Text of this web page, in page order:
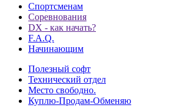
Спортсменам
Соревнования
DX - как начать?
F.A.Q.
Начинающим
Полезный софт
Технический отдел
Место свободно.
Куплю-Продам-Обменяю